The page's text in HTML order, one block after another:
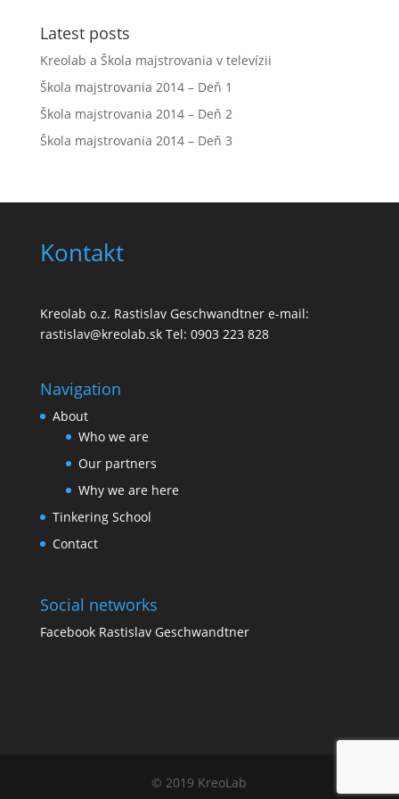
Latest posts
Kreolab a Škola majstrovania v televízii
Škola majstrovania 2014 – Deň 1
Škola majstrovania 2014 – Deň 2
Škola majstrovania 2014 – Deň 3
Kontakt
Kreolab o.z. Rastislav Geschwandtner e-mail:
rastislav@kreolab.sk Tel: 0903 223 828
Navigation
About
Who we are
Our partners
Why we are here
Tinkering School
Contact
Social networks
Facebook Rastislav Geschwandtner
© 2019 KreoLab